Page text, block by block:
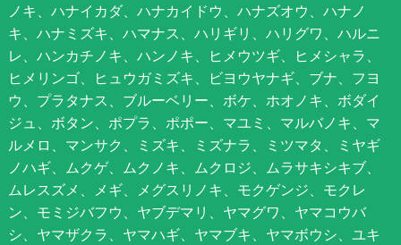
ノキ、ハナイカダ、ハナカイドウ、ハナズオウ、ハナノ
キ、ハナミズキ、ハマナス、ハリギリ、ハリグワ、ハルニ
レ、ハンカチノキ、ハンノキ、ヒメウツギ、ヒメシャラ、
ヒメリンゴ、ヒュウガミズキ、ビヨウヤナギ、ブナ、フヨ
ウ、プラタナス、ブルーベリー、ボケ、ホオノキ、ボダイ
ジュ、ボタン、ポプラ、ポポー、マユミ、マルバノキ、マ
ルメロ、マンサク、ミズキ、ミズナラ、ミツマタ、ミヤギ
ノハギ、ムクゲ、ムクノキ、ムクロジ、ムラサキシキブ、
ムレスズメ、メギ、メグスリノキ、モクゲンジ、モクレ
ン、モミジバフウ、ヤブデマリ、ヤマグワ、ヤマコウバ
シ、ヤマザクラ、ヤマハギ、ヤマブキ、ヤマボウシ、ユキ